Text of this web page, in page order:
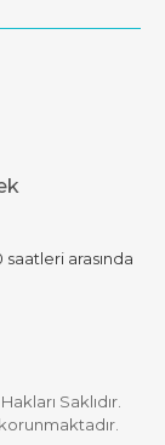
arasında
Saklıdır.